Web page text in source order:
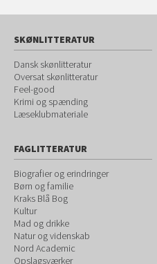
SKØNLITTERATUR
Dansk skønlitteratur
Oversat skønlitteratur
Feel-good
Krimi og spænding
Læseklubmateriale
FAGLITTERATUR
Biografier og erindringer
Børn og familie
Kraks Blå Bog
Kultur
Mad og drikke
Natur og videnskab
Nord Academic
Opslagsværker